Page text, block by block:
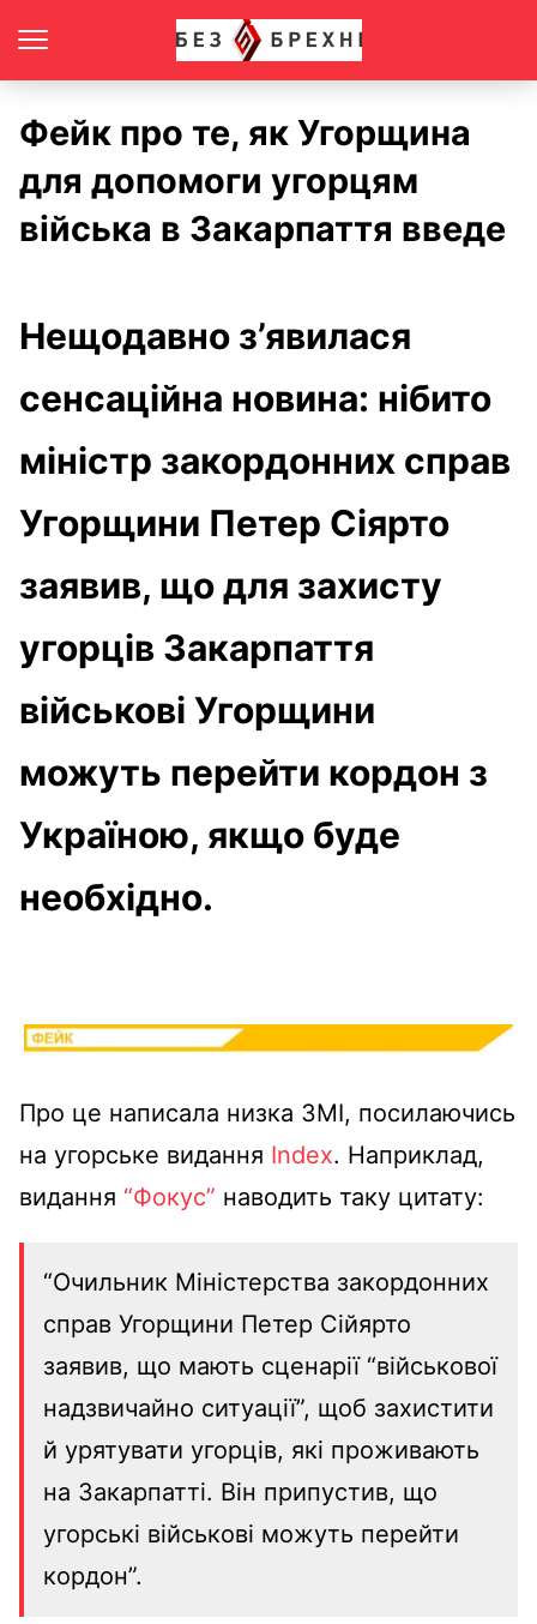
Фейк про те, як Угорщина
для допомоги угорцям
війська в Закарпаття введе
Нещодавно з’явилася
сенсаційна новина: нібито
міністр закордонних справ
Угорщини Петер Сіярто
заявив, що для захисту
угорців Закарпаття
військові Угорщини
можуть перейти кордон з
Україною, якщо буде
необхідно.
Про це написала низка ЗМІ, посилаючись
на угорське видання Index. Наприклад,
видання “Фокус” наводить таку цитату:
“Очильник Міністерства закордонних
справ Угорщини Петер Сійярто
заявив, що мають сценарії “військової
надзвичайно ситуації”, щоб захистити
й урятувати угорців, які проживають
на Закарпатті. Він припустив, що
угорські військові можуть перейти
кордон”.